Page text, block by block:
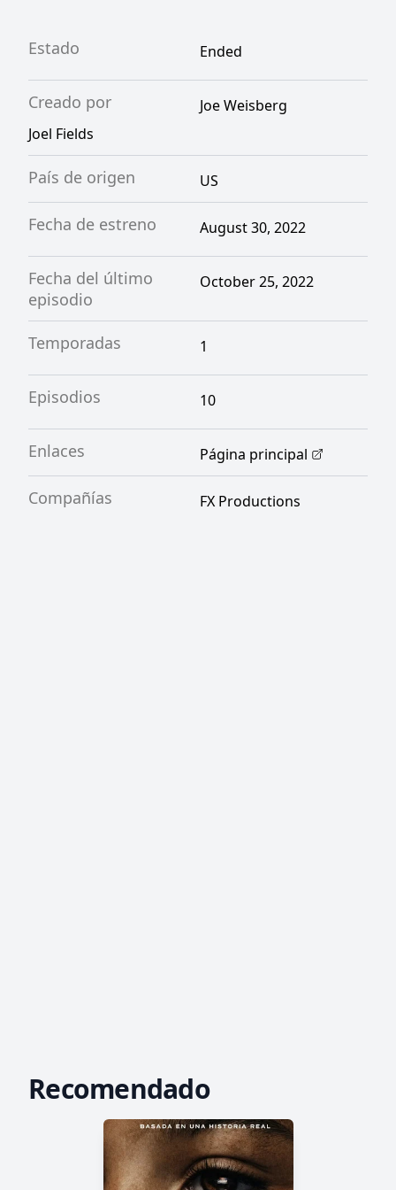
Estado Ended
Creado por
Joe Weisberg
Joel Fields
País de origen US
Fecha de estreno August 30, 2022
Fecha del último
episodio
October 25, 2022
Temporadas 1
Episodios 10
Enlaces Página principal
Compañías FX Productions
Recomendado